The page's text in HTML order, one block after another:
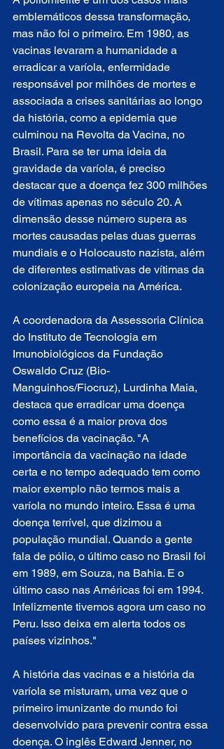
emblemáticos dessa transformação,
mas não foi o primeiro. Em 1980, as
vacinas levaram a humanidade a
erradicar a varíola, enfermidade
responsável por milhões de mortes e
associada a crises sanitárias ao longo
da história, como a epidemia que
culminou na Revolta da Vacina, no
Brasil. Para se ter uma ideia da
gravidade da varíola, é preciso
destacar que a doença fez 300 milhões
de vítimas apenas no século 20. A
dimensão desse número supera as
mortes causadas pelas duas guerras
mundiais e o Holocausto nazista, além
de diferentes estimativas de vítimas da
colonização europeia na América.
A coordenadora da Assessoria Clínica
do Instituto de Tecnologia em
Imunobiológicos da Fundação
Oswaldo Cruz (Bio-
Manguinhos/Fiocruz), Lurdinha Maia,
destaca que erradicar uma doença
como essa é a maior prova dos
benefícios da vacinação. "A
importância da vacinação na idade
certa e no tempo adequado tem como
maior exemplo não termos mais a
varíola no mundo inteiro. Essa é uma
doença terrível, que dizimou a
população mundial. Quando a gente
fala de pólio, o último caso no Brasil foi
em 1989, em Souza, na Bahia. E o
último caso nas Américas foi em 1994.
Infelizmente tivemos agora um caso no
Peru. Isso deixa em alerta todos os
países vizinhos."
A história das vacinas e a história da
varíola se misturam, uma vez que o
primeiro imunizante do mundo foi
desenvolvido para prevenir contra essa
doença. O inglês Edward Jenner, no